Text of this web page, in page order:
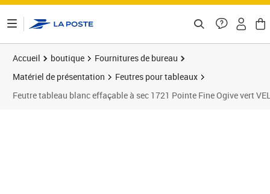
Accueil boutique
Fournitures de bureau
Matériel de présentation
Feutres pour tableaux
Feutre tableau blanc effaçable à sec 1721 Pointe Fine Ogive vert